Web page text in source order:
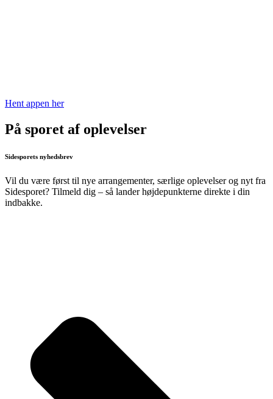
Hent appen her
På sporet af oplevelser
Sidesporets nyhedsbrev
Vil du være først til nye arrangementer, særlige oplevelser og nyt fra
Sidesporet? Tilmeld dig – så lander højdepunkterne direkte i din
indbakke.